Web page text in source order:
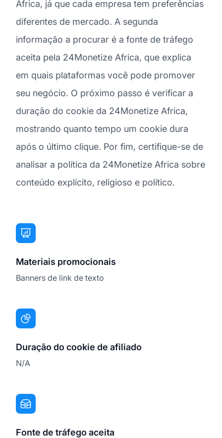
Africa, já que cada empresa tem preferências
diferentes de mercado. A segunda
informação a procurar é a fonte de tráfego
aceita pela 24Monetize Africa, que explica
em quais plataformas você pode promover
seu negócio. O próximo passo é verificar a
duração do cookie da 24Monetize Africa,
mostrando quanto tempo um cookie dura
após o último clique. Por fim, certifique-se de
analisar a política da 24Monetize Africa sobre
conteúdo explícito, religioso e político.
Materiais promocionais
Banners de link de texto
Duração do cookie de afiliado
N/A
Fonte de tráfego aceita